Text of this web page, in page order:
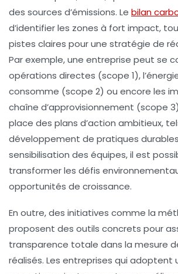
des sources d’émissions. Le bilan
d’identifier les zones à fort impact,
pistes claires pour une stratégie de
Par exemple, une entreprise peut se
opérations directes (scope 1),
consomme (scope 2) ou encore les
chaîne d’approvisionnement (scope
place des plans d’action ambitieux,
développement de pratiques
sensibilisation des équipes, il est
transformer les défis
opportunités de croissance.
En outre, des initiatives comme la
proposent des outils concrets pour
transparence totale dans la mesure
réalisés. Les entreprises qui adoptent